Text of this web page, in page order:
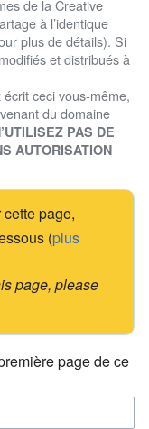
de la Creative
à l’identique
plus de détails). Si
et distribués à
ceci vous-même,
du domaine
PAS DE
AUTORISATION
page,
(plus
page, please
page de ce